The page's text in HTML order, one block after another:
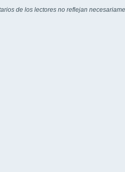
de los lectores no reflejan